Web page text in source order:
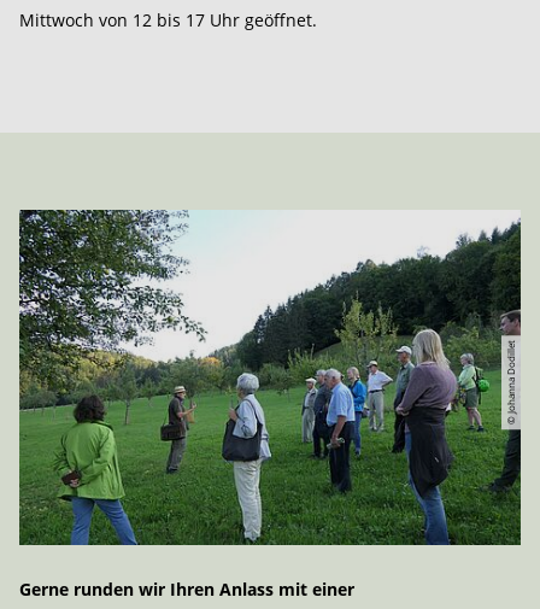
Mittwoch von 12 bis 17 Uhr geöffnet.
© Johanna Dodillet
Gerne runden wir Ihren Anlass mit einer